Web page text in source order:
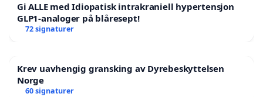
Gi ALLE med Idiopatisk intrakraniell hypertensjon
GLP1-analoger på blåresept!
72 signaturer
Krev uavhengig gransking av Dyrebeskyttelsen
Norge
60 signaturer